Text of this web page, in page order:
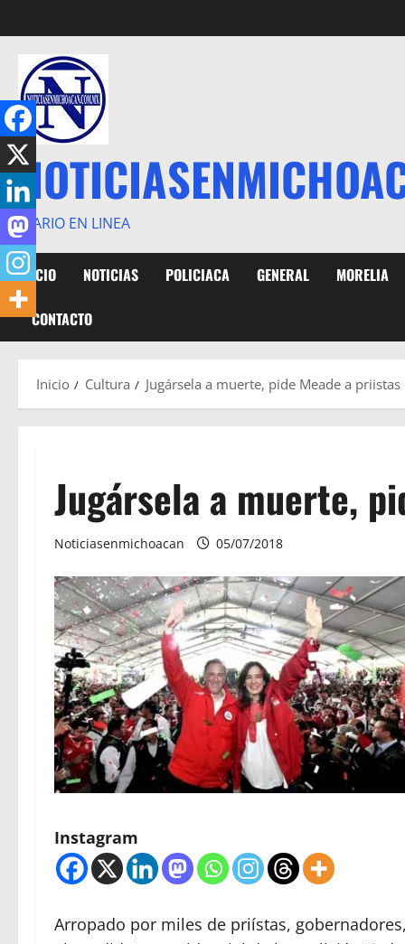
al
contenido
DIARIO EN LINEA
INICIO NOTICIAS POLICIACA GENERAL MORELIA
CONTACTO
Inicio Cultura Jugársela a muerte, pide Meade a priistas
Jugársela a muerte,
Noticiasenmichoacan 05/07/2018
Instagram
Arropado por miles de priístas,